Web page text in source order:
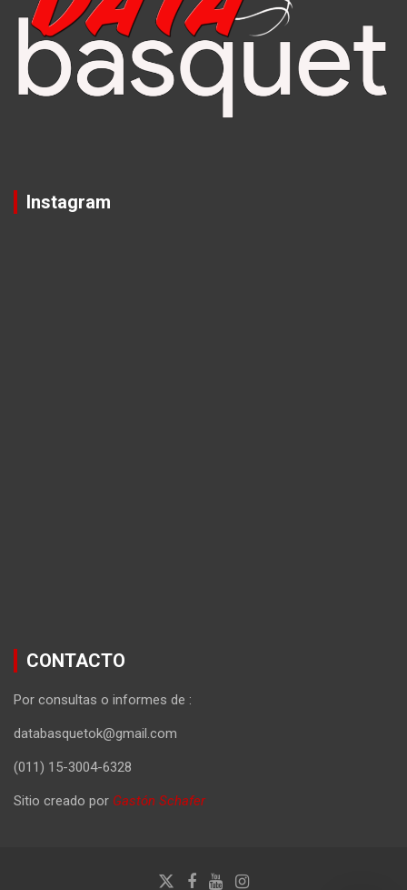
Instagram
CONTACTO
Por consultas o informes de :
databasquetok@gmail.com
(011) 15-3004-6328
Sitio creado por Gastón Schafer